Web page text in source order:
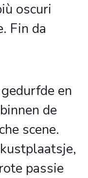
oscuri
Fin da
en
de
scene.
passie